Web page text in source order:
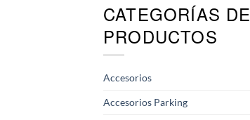
CATEGORÍAS DE
PRODUCTOS
Accesorios
Accesorios Parking